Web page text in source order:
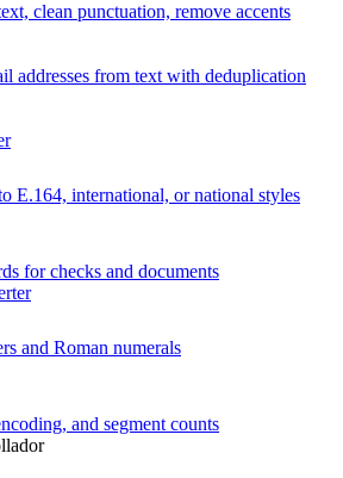
clean punctuation, remove accents
addresses from text with deduplication
E.164, international, or national styles
for checks and documents
and Roman numerals
and segment counts